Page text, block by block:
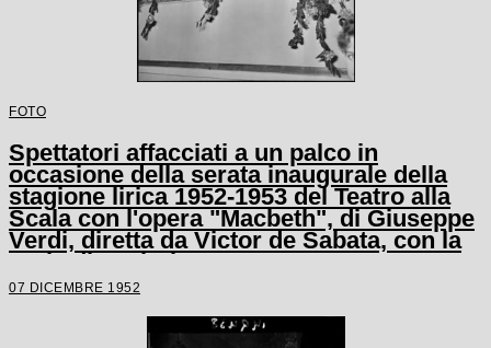
FOTO
Spettatori affacciati a un palco in
occasione della serata inaugurale della
stagione lirica 1952-1953 del Teatro alla
Scala con l'opera "Macbeth", di Giuseppe
Verdi, diretta da Victor de Sabata, con la
regia di Carl Ebert
07 DICEMBRE 1952